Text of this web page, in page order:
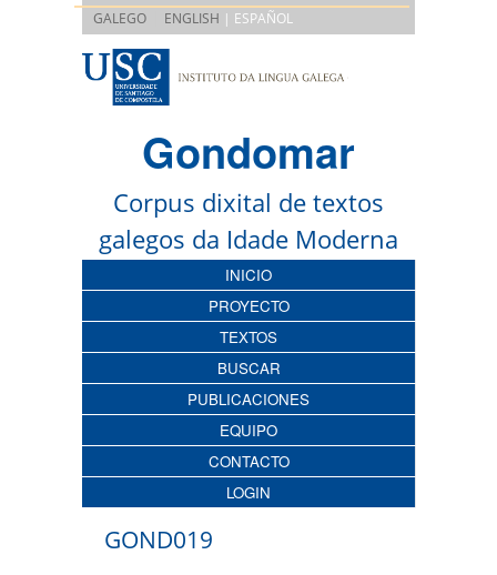
GALEGO ENGLISH | ESPAÑOL
Gondomar
Corpus dixital de textos
galegos da Idade Moderna
INICIO
PROYECTO
TEXTOS
BUSCAR
PUBLICACIONES
EQUIPO
CONTACTO
LOGIN
GOND019